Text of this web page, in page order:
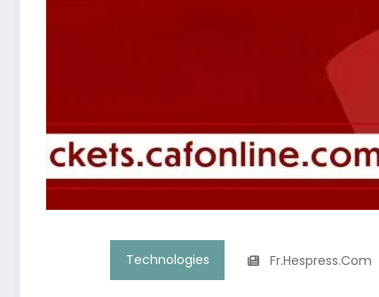
Technologies Fr.hespress.com